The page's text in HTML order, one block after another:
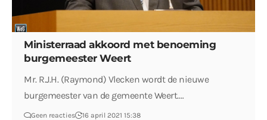
Ministerraad akkoord met benoeming
burgemeester Weert
Mr. R.J.H. (Raymond) Vlecken wordt de nieuwe
burgemeester van de gemeente Weert.…
Geen reacties 16 april 2021 15:38